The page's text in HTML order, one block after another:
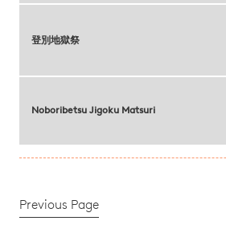
登別地獄祭
Noboribetsu Jigoku Matsuri
Previous Page